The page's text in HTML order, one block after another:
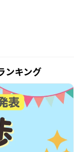
ンキング